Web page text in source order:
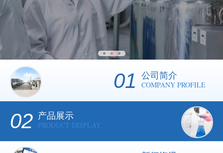
01 公司简介
COMPANY PROFILE
02 产品展示
PRODUCT DISPLAY